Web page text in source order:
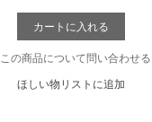
カートに入れる
この商品について問い合わせる
ほしい物リストに追加